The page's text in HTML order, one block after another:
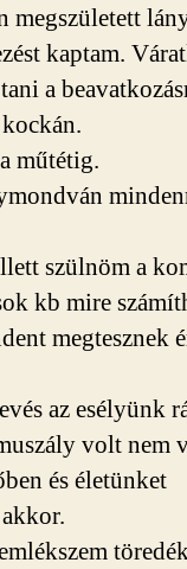
megszületett
kaptam.
a
műtétig.
szülnöm a
kb mire
megtesznek
az esélyünk
volt nem
és életünket